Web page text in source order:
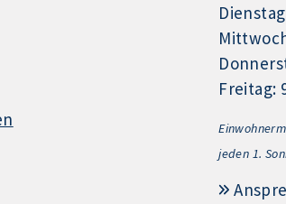
Freitag:
jeden 1.